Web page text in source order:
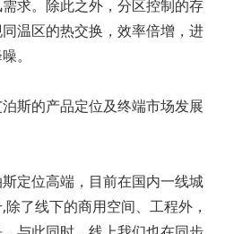
求。除此之外，分区控制的存
温区的热交换，效率倍增，进
。
斯的产品定位及终端市场发展
定位高端，目前在国内一线城
了线下的商用空间、工程外，